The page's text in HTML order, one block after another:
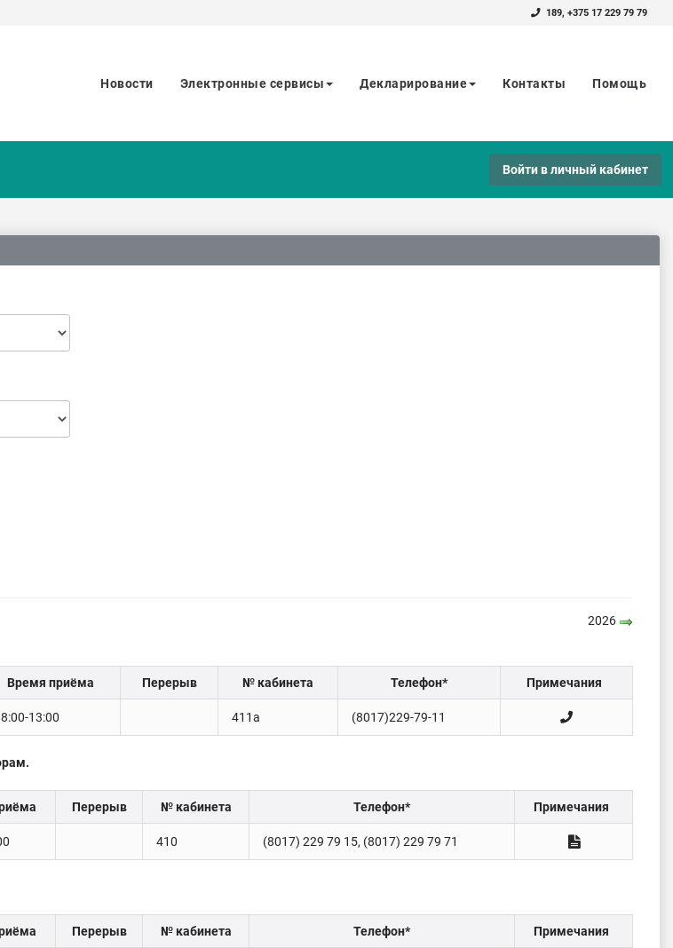
189, +375 17 229 79 79
Новости Электронные сервисы Декларирование Контакты Помощь
Войти в личный кабинет
2026
Время приёма Перерыв № кабинета Телефон* Примечания
13:00 411а (8017)229-79-11
Перерыв № кабинета Телефон* Примечания
410 (8017) 229 79 15, (8017) 229 79 71
Перерыв № кабинета Телефон* Примечания